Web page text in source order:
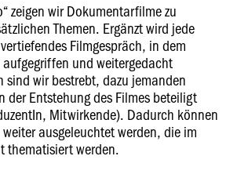
zeigen wir Dokumentarfilme zu
Themen. Ergänzt wird jede
Filmgespräch, in dem
und weitergedacht
sind wir bestrebt, dazu jemanden
Entstehung des Filmes beteiligt
Mitwirkende). Dadurch können
ausgeleuchtet werden, die im
thematisiert werden.